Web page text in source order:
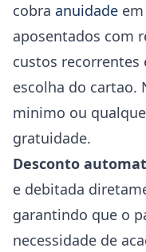
cobra anuidade
aposentados com
custos recorrentes
escolha do cartao.
minimo ou
gratuidade.
Desconto
e debitada
garantindo que o
necessidade de